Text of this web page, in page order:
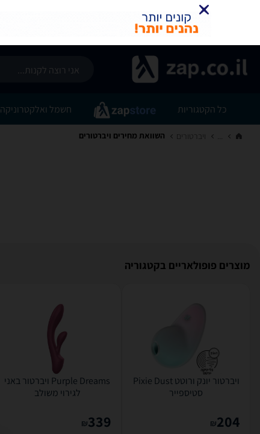
כל הקטגוריות חשמל ואלקטרוניקה
ויברטורים‏ השוואת מחירים ויברטורים
מוצרים פופולאריים בקטגוריה
ויברטור יונק ורוטט Pixie Dust
סטיספייר
204
₪
Purple Dreams ויברטור באני
לגירוי משולב
339
₪